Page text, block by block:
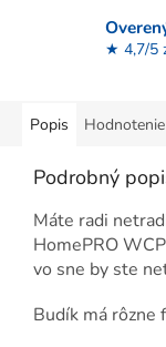
★ 4,7/5
Popis Hodnotenie
Podrobný
Máte radi
HomePRO
vo sne by ste
Budík má rôzne